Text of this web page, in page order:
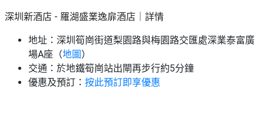
深圳新酒店 - 羅湖盛業逸扉酒店｜詳情
地址：深圳筍崗街道梨園路與梅園路交匯處深業泰富廣
場A座（地圖）
交通：於地鐵筍崗站出閘再步行約5分鐘
優惠及預訂： 按此預訂即享優惠